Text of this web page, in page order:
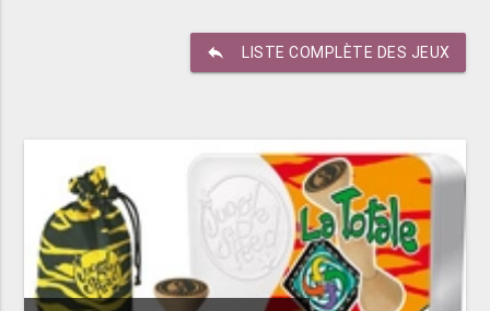
reply LISTE COMPLÈTE DES JEUX